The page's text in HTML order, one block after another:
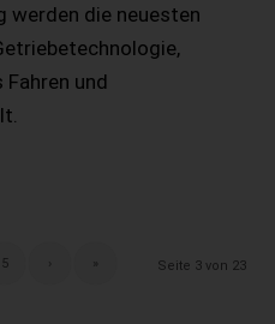
werden die neuesten
und
Seite 3 von 23
5